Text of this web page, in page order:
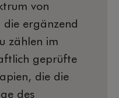
von
die ergänzend
zählen im
geprüfte
die die
des